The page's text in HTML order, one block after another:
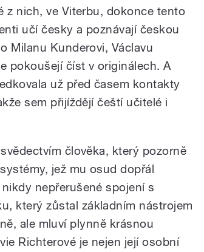
z nich, ve Viterbu, dokonce tento
učí česky a poznávají českou
Milanu Kunderovi, Václavu
pokoušejí číst v originálech. A
už před časem kontakty
sem přijíždějí čeští učitelé i
člověka, který pozorně
jež mu osud dopřál
nepřerušené spojení s
který zůstal základním nástrojem
ale mluví plynně krásnou
Richterové je nejen její osobní